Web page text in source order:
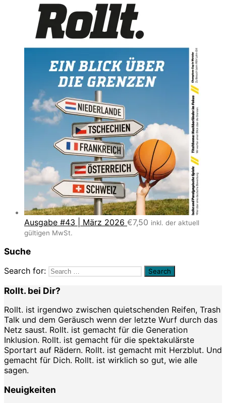
Ausgabe #43 | März 2026 €7,50 inkl. der aktuell
gültigen MwSt.
Suche
Search for:
Rollt. bei Dir?
Rollt. ist irgendwo zwischen quietschenden Reifen, Trash
Talk und dem Geräusch wenn der letzte Wurf durch das
Netz saust. Rollt. ist gemacht für die Generation
Inklusion. Rollt. ist gemacht für die spektakulärste
Sportart auf Rädern. Rollt. ist gemacht mit Herzblut. Und
gemacht für Dich. Rollt. ist wirklich so gut, wie alle
sagen.
Neuigkeiten